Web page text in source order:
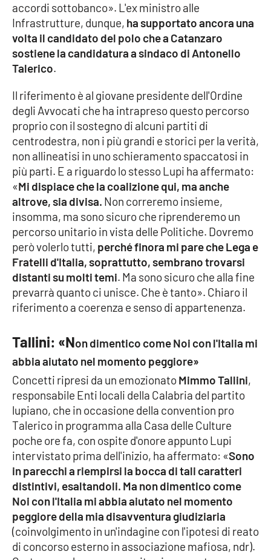
Cronaca
Cultura
Economia e Lavoro
Politica
Sanità
Società
Sport
RUBRICHE
Good Morning Vietnam
Parchi Marini Calabria
Imprese Di Calabria
Le perfidie di Antonella Grippo
Venti di comunicazione
STREAMING
LaC TV
LaC Network
accordi sottobanco». L'ex ministro alle
Infrastrutture, dunque, ha supportato ancora una
volta il candidato del polo che a Catanzaro
sostiene la candidatura a sindaco di Antonello
Talerico.
Il riferimento è al giovane presidente dell'Ordine
degli Avvocati che ha intrapreso questo percorso
proprio con il sostegno di alcuni partiti di
centrodestra, non i più grandi e storici per la verità,
non allineatisi in uno schieramento spaccatosi in
più parti. E a riguardo lo stesso Lupi ha affermato:
«Mi dispiace che la coalizione qui, ma anche
altrove, sia divisa. Non correremo insieme,
insomma, ma sono sicuro che riprenderemo un
percorso unitario in vista delle Politiche. Dovremo
però volerlo tutti, perché finora mi pare che Lega e
Fratelli d'Italia, soprattutto, sembrano trovarsi
distanti su molti temi. Ma sono sicuro che alla fine
prevarrà quanto ci unisce. Che è tanto». Chiaro il
riferimento a coerenza e senso di appartenenza.
Tallini: «Non dimentico come Noi con l'Italia mi
abbia aiutato nel momento peggiore»
Concetti ripresi da un emozionatoMimmo Tallini,
responsabile Enti locali della Calabria del partito
lupiano, che in occasione della convention pro
Talerico in programma alla Casa delle Culture
poche ore fa, con ospite d'onore appunto Lupi
intervistato prima dell'inizio, ha affermato: «Sono
in parecchi a riempirsi la bocca di tali caratteri
distintivi, esaltandoli. Ma non dimentico come
Noi con l'Italia mi abbia aiutato nel momento
peggiore della mia disavventura giudiziaria
(coinvolgimento in un'indagine con l'ipotesi di reato
di concorso esterno in associazione mafiosa, ndr).